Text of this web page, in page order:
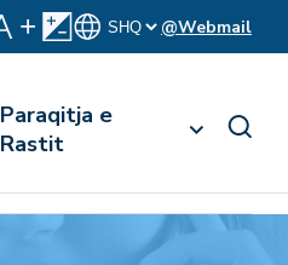
@Webmail
Paraqitja e
Rastit